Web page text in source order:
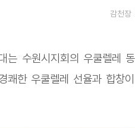
감천장
는 수원시지회의 우쿨렐레
쾌한 우쿨렐레 선율과 합창